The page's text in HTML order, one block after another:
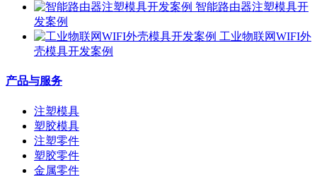
智能路由器注塑模具开
发案例
工业物联网WIFI外
壳模具开发案例
产品与服务
注塑模具
塑胶模具
注塑零件
塑胶零件
金属零件